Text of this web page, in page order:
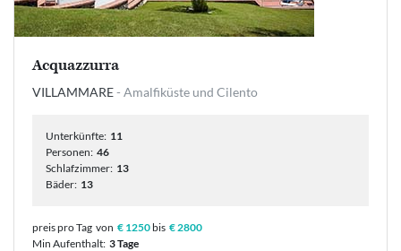
Acquazzurra
VILLAMMARE- Amalfiküste und Cilento
Unterkünfte: 11
Personen: 46
Schlafzimmer: 13
Bäder: 13
preis pro Tag von € 1250 bis € 2800
Min Aufenthalt: 3 Tage